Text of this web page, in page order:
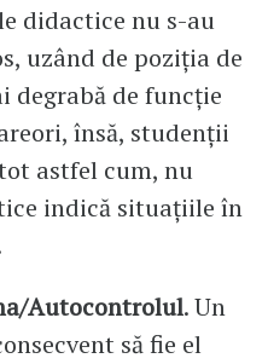
didactice nu s-au
uzând de poziția de
degrabă de funcție
însă, studenții
astfel cum, nu
indică situațiile în
Autocontrolul. Un
să fie el